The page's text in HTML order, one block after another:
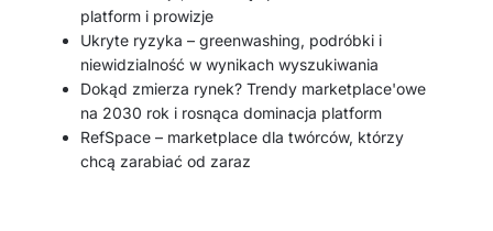
platform i prowizje
Ukryte ryzyka – greenwashing, podróbki i
niewidzialność w wynikach wyszukiwania
Dokąd zmierza rynek? Trendy marketplace'owe
na 2030 rok i rosnąca dominacja platform
RefSpace – marketplace dla twórców, którzy
chcą zarabiać od zaraz